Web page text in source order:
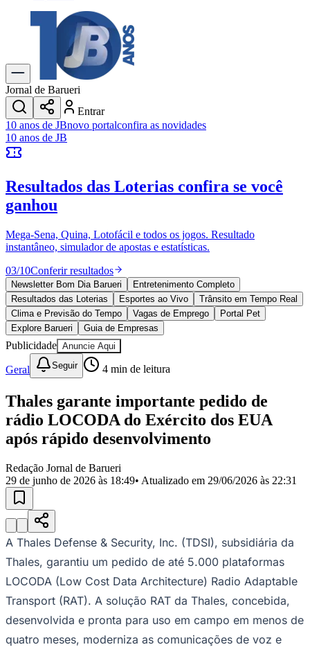
Explore Tudo
Últimas Notícias
Previsão do Tempo
Trânsito e Rotas
Dia a Dia & Lazer
Transportes
Gastronomia
Cinema & Shows
JogosNovo
Anuncie no Portal
Cadastrar Empresa
Divulgar Vagas
Política
Esportes
Saúde
Segurança
Cultura
Meio Ambiente
Obras
Educação
Bairros de Barueri
Selecione sua regiãoPara notícias da sua região
AldeiaAldeia da SerraAldeia de BarueriAlphaville
JubranBelvalBethavilleBoa
RegiãoCotiaCruz PretaEngenho Novo
MilitarItapeviJandira Jardim AudirJardim BelvalJardim
EsperançaJardim Graziela
JulioJardim Líbano
MutingaJardim Paraíso Jardim Reginalice
LuísJardim São PedroJardim São Silvestre Jardim SilveiraJardim
TupãJardim TupanciMutingaNova Aldeinha OsascoParque dos
CamargosParque Imperial Parque Viana
do Bom JesusRecanto PhrynéaSantana de
ParnaíbaSilveiraTamboréVale do SolVila BarrosVila Boa VistaVila
do Conde
Vila Engenho Novo Vila Márcia
Vila Nossa Sra. da
EscadaVila PortoVotupoca
Para Sua Empresa
Jornal de Barueri
Entrar
10 anos de JBnovo portalconfira as novidades
10 anos de JB
Resultados das Loterias confira se você
ganhou
Mega-Sena, Quina, Lotofácil e todos os jogos. Resultado
instantâneo, simulador de apostas e estatísticas.
03/10Conferir resultados
Newsletter Bom Dia Barueri
Entretenimento Completo
Resultados das Loterias
Esportes ao Vivo
Trânsito em Tempo Real
Clima e Previsão do Tempo
Vagas de Emprego
Portal Pet
Explore Barueri
Guia de Empresas
Publicidade Anuncie Aqui
Geral Seguir 4 min de leitura
Thales garante importante pedido de
rádio LOCODA do Exército dos EUA
após rápido desenvolvimento
Redação Jornal de Barueri
29 de junho de 2026 às 18:49• Atualizado em 29/06/2026 às 22:31
A Thales Defense & Security, Inc. (TDSI), subsidiária da
Thales, garantiu um pedido de até 5.000 plataformas
LOCODA (Low Cost Data Architecture) Radio Adaptable
Transport (RAT). A solução RAT da Thales, concebida,
desenvolvida e pronta para uso em campo em menos de
quatro meses, moderniza as comunicações de voz e